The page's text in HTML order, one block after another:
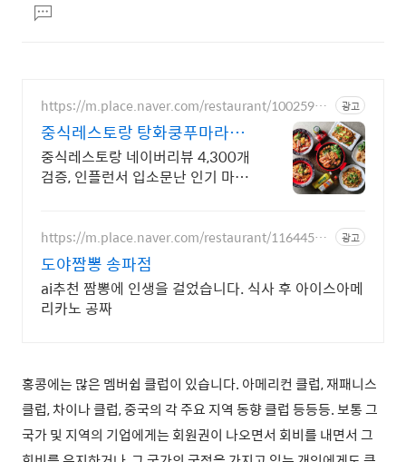
문댓
글
https://m.place.naver.com/restaurant/10025948 광고
중식레스토랑 탕화쿵푸마라탕
커플데이트 단체 가족아이랑
중식레스토랑 네이버리뷰 4,300개
검증, 인플런서 입소문난 인기 마라
https://m.place.naver.com/restaurant/11644588 광고
도야짬뽕 송파점
ai추천 짬뽕에 인생을 걸었습니다. 식사 후 아이스아메
리카노 공짜
홍콩에는 많은 멤버쉽 클럽이 있습니다. 아메리컨 클럽, 재패니스
클럽, 차이나 클럽, 중국의 각 주요 지역 동향 클럽 등등등. 보통 그
국가 및 지역의 기업에게는 회원권이 나오면서 회비를 내면서 그